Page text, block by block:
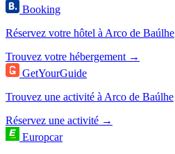
Booking
Réservez votre hôtel à Arco de Baúlhe
Trouvez votre hébergement →
GetYourGuide
Trouvez une activité à Arco de Baúlhe
Réservez une activité →
Europcar